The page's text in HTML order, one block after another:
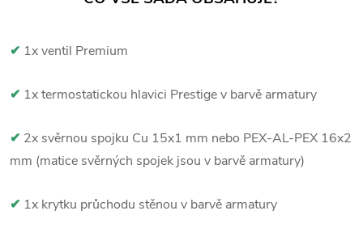
✔ 1x ventil Premium
✔ 1x termostatickou hlavici Prestige v barvě armatury
✔ 2x svěrnou spojku Cu 15x1 mm nebo PEX-AL-PEX 16x2
mm (matice svěrných spojek jsou v barvě armatury)
✔ 1x krytku průchodu stěnou v barvě armatury